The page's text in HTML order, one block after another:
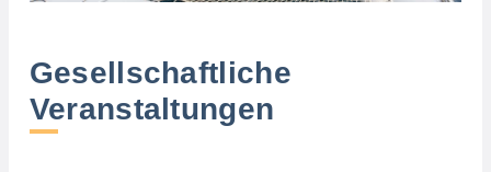
Gesellschaftliche
Veranstaltungen